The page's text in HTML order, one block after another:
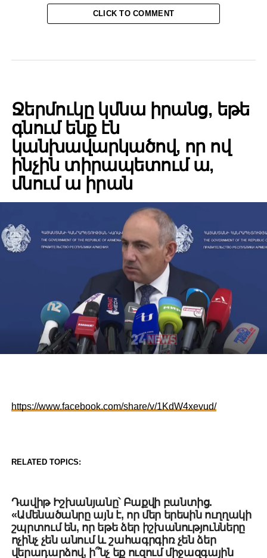
CLICK TO COMMENT
Ջերմուկը կմնա իրանց, եթե
գնում ենք էն
կանխավարկածով, որ ով
ինչին տիրապետում ա,
մնում ա իրան
https://www.facebook.com/share/v/1KdW4xevud/
RELATED TOPICS:
Դավիթ Իշխանյանը՝ Բաքվի բանտից.
«Ամենածանրը այն է, որ մեր երեսին ուղղակի
շպրտում են, որ եթե ձեր իշխանությունները
ոչինչ չեն անում և շահագրգիռ չեն ձեր
վերադարձով, ի՞նչ եք ուզում միջազգային